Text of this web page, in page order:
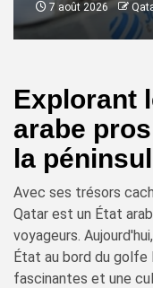
7 août 2026
Explorant
arabe
la
Avec ses trésors
Qatar est un État
voyageurs.
État au bord du golfe
fascinantes et une